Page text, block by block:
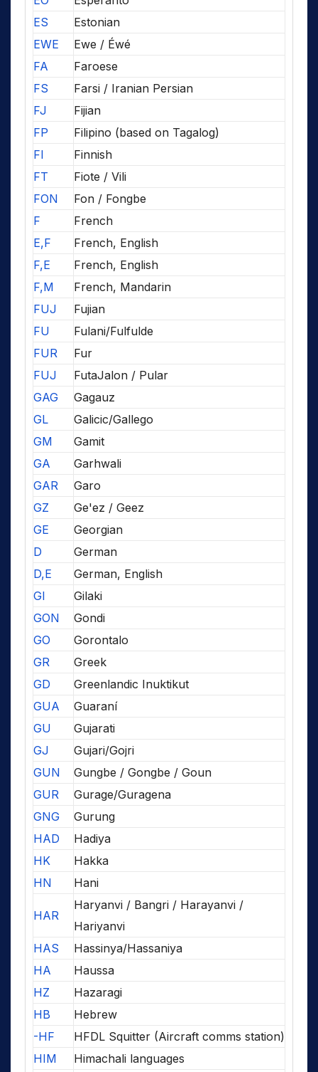
ES
Estonian
EWE
Ewe / Éwé
FA
Faroese
FS
Farsi / Iranian Persian
FJ
Fijian
FP
Filipino (based on Tagalog)
FI
Finnish
FT
Fiote / Vili
FON
Fon / Fongbe
F
French
E,F
French, English
F,E
French, English
F,M
French, Mandarin
FUJ
Fujian
FU
Fulani/Fulfulde
FUR
Fur
FUJ
FutaJalon / Pular
GAG
Gagauz
GL
Galicic/Gallego
GM
Gamit
GA
Garhwali
GAR
Garo
GZ
Ge'ez / Geez
GE
Georgian
D
German
D,E
German, English
GI
Gilaki
GON
Gondi
GO
Gorontalo
GR
Greek
GD
Greenlandic Inuktikut
GUA
Guaraní
GU
Gujarati
GJ
Gujari/Gojri
GUN
Gungbe / Gongbe / Goun
GUR
Gurage/Guragena
GNG
Gurung
HAD
Hadiya
HK
Hakka
HN
Hani
HAR
Haryanvi / Bangri / Harayanvi /
Hariyanvi
HAS
Hassinya/Hassaniya
HA
Haussa
HZ
Hazaragi
HB
Hebrew
-HF
HFDL Squitter (Aircraft comms station)
HIM
Himachali languages